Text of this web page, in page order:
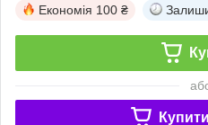
Економія 100 ₴